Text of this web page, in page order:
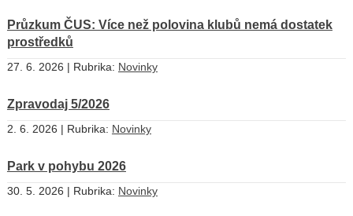
Průzkum ČUS: Více než polovina klubů nemá dostatek
prostředků
27. 6. 2026 | Rubrika: Novinky
Zpravodaj 5/2026
2. 6. 2026 | Rubrika: Novinky
Park v pohybu 2026
30. 5. 2026 | Rubrika: Novinky